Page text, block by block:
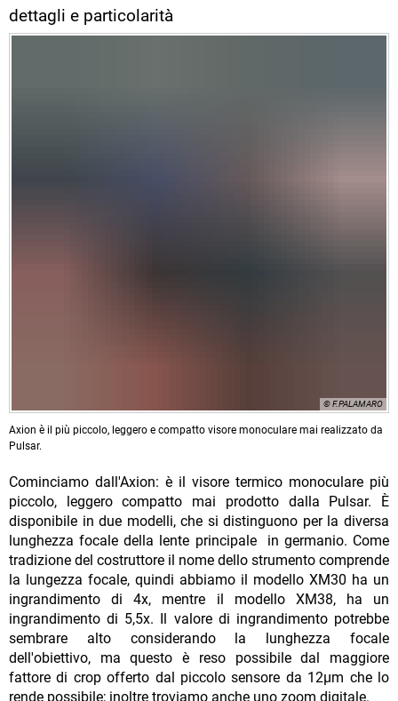
dettagli e particolarità
© F.PALAMARO
Axion è il più piccolo, leggero e compatto visore monoculare mai realizzato da
Pulsar.
Cominciamo dall'Axion: è il visore termico monoculare più
piccolo, leggero compatto mai prodotto dalla Pulsar. È
disponibile in due modelli, che si distinguono per la diversa
lunghezza focale della lente principale in germanio. Come
tradizione del costruttore il nome dello strumento comprende
la lungezza focale, quindi abbiamo il modello XM30 ha un
ingrandimento di 4x, mentre il modello XM38, ha un
ingrandimento di 5,5x. Il valore di ingrandimento potrebbe
sembrare alto considerando la lunghezza focale
dell'obiettivo, ma questo è reso possibile dal maggiore
fattore di crop offerto dal piccolo sensore da 12µm che lo
rende possibile; inoltre troviamo anche uno zoom digitale.